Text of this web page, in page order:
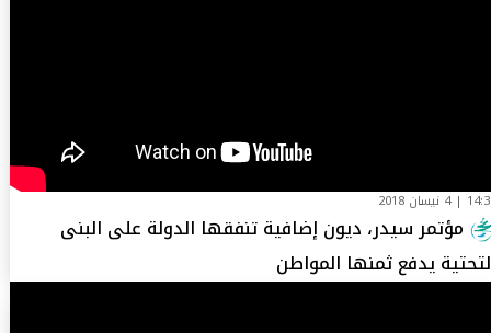
4 نيسان 2018
مؤتمر سيدر، ديون إضافية تنفقها الدولة على البنى
يدفع ثمنها المواطن